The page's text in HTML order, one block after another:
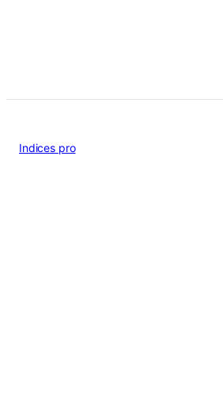
Indices pro